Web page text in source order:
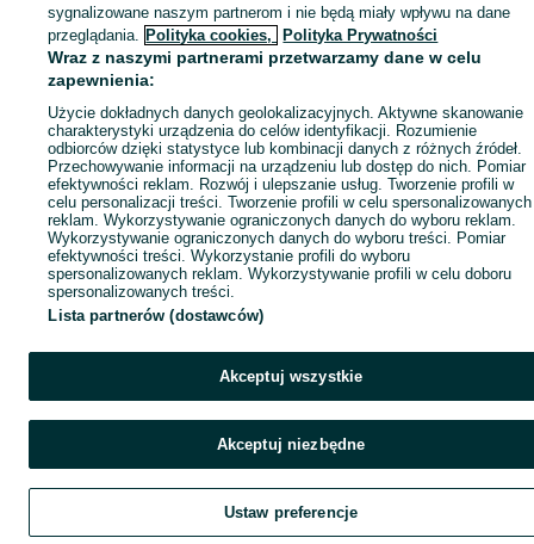
Szukaj Obserwujesz Dodaj Czat
sygnalizowane naszym partnerom i nie będą miały wpływu na dane
przeglądania. Polityka cookies, Polityka Prywatności
Wraz z naszymi partnerami przetwarzamy dane w celu
zapewnienia:
Użycie dokładnych danych geolokalizacyjnych. Aktywne skanowanie
charakterystyki urządzenia do celów identyfikacji. Rozumienie
odbiorców dzięki statystyce lub kombinacji danych z różnych źródeł.
Przechowywanie informacji na urządzeniu lub dostęp do nich. Pomiar
efektywności reklam. Rozwój i ulepszanie usług. Tworzenie profili w
celu personalizacji treści. Tworzenie profili w celu spersonalizowanych
reklam. Wykorzystywanie ograniczonych danych do wyboru reklam.
Wykorzystywanie ograniczonych danych do wyboru treści. Pomiar
efektywności treści. Wykorzystanie profili do wyboru
spersonalizowanych reklam. Wykorzystywanie profili w celu doboru
spersonalizowanych treści.
Lista partnerów (dostawców)
Akceptuj wszystkie
Akceptuj niezbędne
Ustaw preferencje